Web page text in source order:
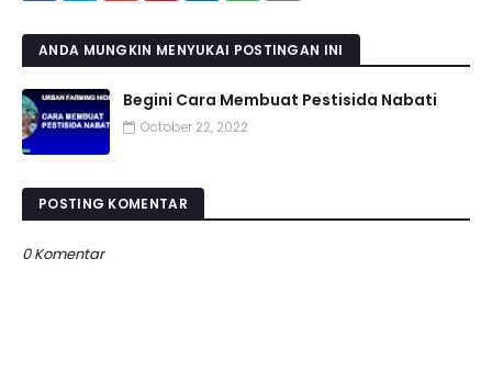
ANDA MUNGKIN MENYUKAI POSTINGAN INI
Begini Cara Membuat Pestisida Nabati
October 22, 2022
POSTING KOMENTAR
0 Komentar